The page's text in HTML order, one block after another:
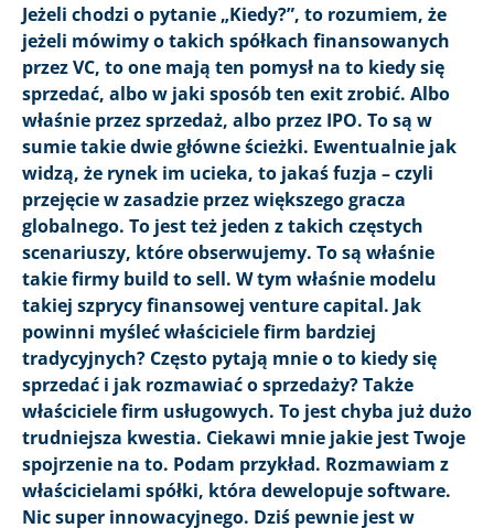
Jeżeli chodzi o pytanie „Kiedy?”, to rozumiem, że
jeżeli mówimy o takich spółkach finansowanych
przez VC, to one mają ten pomysł na to kiedy się
sprzedać, albo w jaki sposób ten exit zrobić. Albo
właśnie przez sprzedaż, albo przez IPO. To są w
sumie takie dwie główne ścieżki. Ewentualnie jak
widzą, że rynek im ucieka, to jakaś fuzja – czyli
przejęcie w zasadzie przez większego gracza
globalnego. To jest też jeden z takich częstych
scenariuszy, które obserwujemy. To są właśnie
takie firmy build to sell. W tym właśnie modelu
takiej szprycy finansowej venture capital. Jak
powinni myśleć właściciele firm bardziej
tradycyjnych? Często pytają mnie o to kiedy się
sprzedać i jak rozmawiać o sprzedaży? Także
właściciele firm usługowych. To jest chyba już dużo
trudniejsza kwestia. Ciekawi mnie jakie jest Twoje
spojrzenie na to. Podam przykład. Rozmawiam z
właścicielami spółki, która dewelopuje software.
Nic super innowacyjnego. Dziś pewnie jest w